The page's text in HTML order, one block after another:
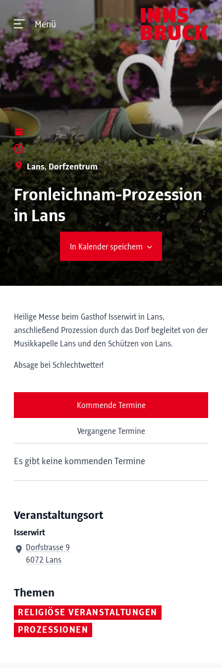
Menü
Lans, Dorfzentrum
Fronleichnam-Prozession
in Lans
In Kalender speichern
Heilige Messe beim Gasthof Isserwirt in Lans,
anschließend Prozession durch das Dorf begleitet von der
Musikkapelle Lans und den Schützen von Lans.
Absage bei Schlechtwetter!
Kommende Termine
Vergangene Termine
Es gibt keine kommenden Termine
Veranstaltungsort
Isserwirt
Dorfstrasse 9
6072 Lans
Themen
RELIGIÖSE VERANSTALTUNGEN
PROZESSIONEN